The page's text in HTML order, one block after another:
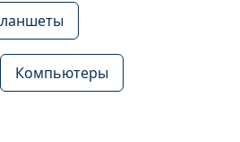
Компьютеры